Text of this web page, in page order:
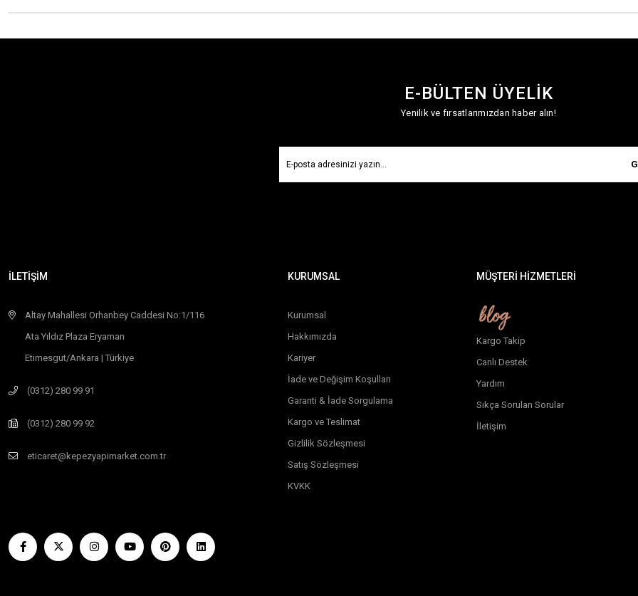
E-BÜLTEN ÜYELİK
Yenilik ve fırsatlarımızdan haber alın!
İLETİŞİM
Altay Mahallesi Orhanbey Caddesi No:1/116
Ata Yıldız Plaza Eryaman
Etimesgut/Ankara | Türkiye
(0312) 280 99 91
(0312) 280 99 92
eticaret@kepezyapimarket.com.tr
KURUMSAL
Kurumsal
Hakkımızda
Kariyer
İade ve Değişim Koşulları
Garanti & İade Sorgulama
Kargo ve Teslimat
Gizlilik Sözleşmesi
Satış Sözleşmesi
KVKK
MÜŞTERİ HİZMETLERİ
Kargo Takip
Canlı Destek
Yardım
Sıkça Sorulan Sorular
İletişim